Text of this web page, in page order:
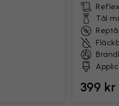
Tål
399